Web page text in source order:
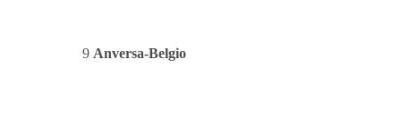
9 Anversa-Belgio